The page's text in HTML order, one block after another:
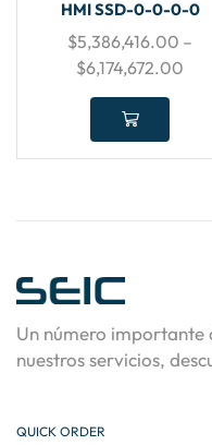
HMI SSD-0-0-0-0
$5,386,416.00 –
$6,174,672.00
Un número importante
nuestros servicios,
QUICK ORDER